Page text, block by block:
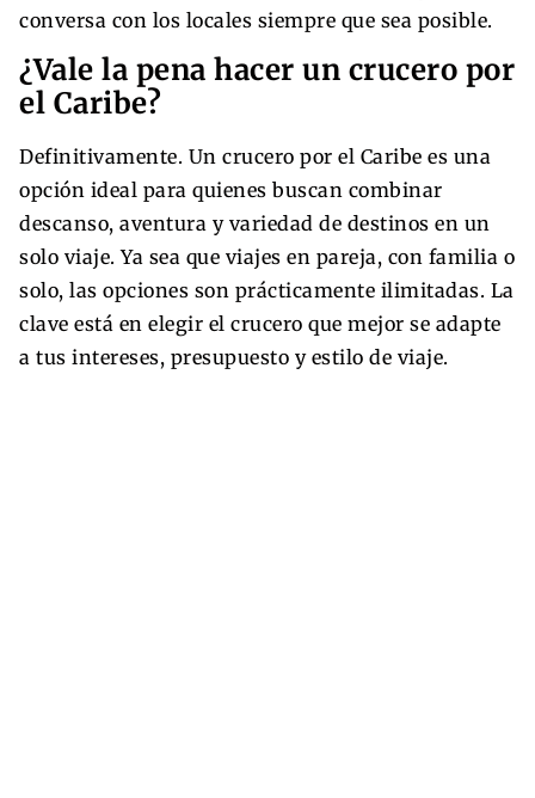
conversa con los locales siempre que sea posible.
¿Vale la pena hacer un crucero por
el Caribe?
Definitivamente. Un crucero por el Caribe es una
opción ideal para quienes buscan combinar
descanso, aventura y variedad de destinos en un
solo viaje. Ya sea que viajes en pareja, con familia o
solo, las opciones son prácticamente ilimitadas. La
clave está en elegir el crucero que mejor se adapte
a tus intereses, presupuesto y estilo de viaje.